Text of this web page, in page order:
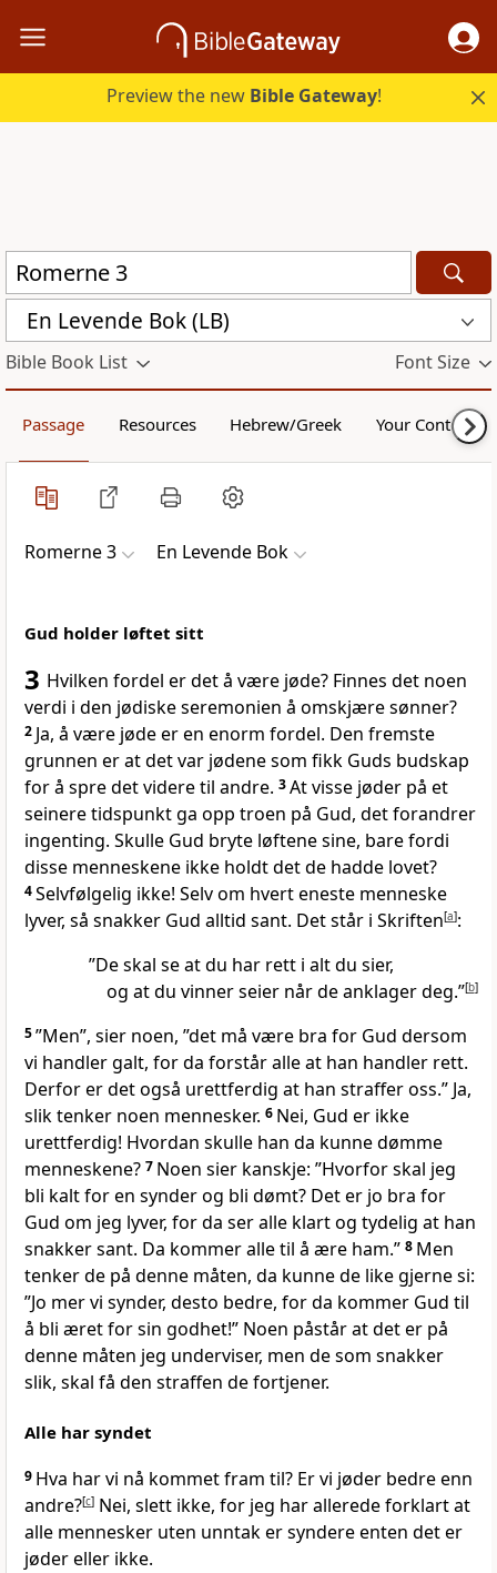
Preview the new Bible Gateway!
En Levende Bok (LB)
Bible Book List Font Size
Passage Resources Hebrew/Greek Your Content
Romerne 3 En Levende Bok
Gud holder løftet sitt
3 Hvilken fordel er det å være jøde? Finnes det noen
verdi i den jødiske seremonien å omskjære sønner?
2 Ja, å være jøde er en enorm fordel. Den fremste
grunnen er at det var jødene som fikk Guds budskap
for å spre det videre til andre. 3At visse jøder på et
seinere tidspunkt ga opp troen på Gud, det forandrer
ingenting. Skulle Gud bryte løftene sine, bare fordi
disse menneskene ikke holdt det de hadde lovet?
4Selvfølgelig ikke! Selv om hvert eneste menneske
lyver, så snakker Gud alltid sant. Det står i Skriften[a]:
”De skal se at du har rett i alt du sier,
og at du vinner seier når de anklager deg.”[b]
5”Men”, sier noen, ”det må være bra for Gud dersom
vi handler galt, for da forstår alle at han handler rett.
Derfor er det også urettferdig at han straffer oss.” Ja,
slik tenker noen mennesker. 6 Nei, Gud er ikke
urettferdig! Hvordan skulle han da kunne dømme
menneskene? 7 Noen sier kanskje: ”Hvorfor skal jeg
bli kalt for en synder og bli dømt? Det er jo bra for
Gud om jeg lyver, for da ser alle klart og tydelig at han
snakker sant. Da kommer alle til å ære ham.” 8 Men
tenker de på denne måten, da kunne de like gjerne si:
”Jo mer vi synder, desto bedre, for da kommer Gud til
å bli æret for sin godhet!” Noen påstår at det er på
denne måten jeg underviser, men de som snakker
slik, skal få den straffen de fortjener.
Alle har syndet
9 Hva har vi nå kommet fram til? Er vi jøder bedre enn
andre?[c] Nei, slett ikke, for jeg har allerede forklart at
alle mennesker uten unntak er syndere enten det er
jøder eller ikke.